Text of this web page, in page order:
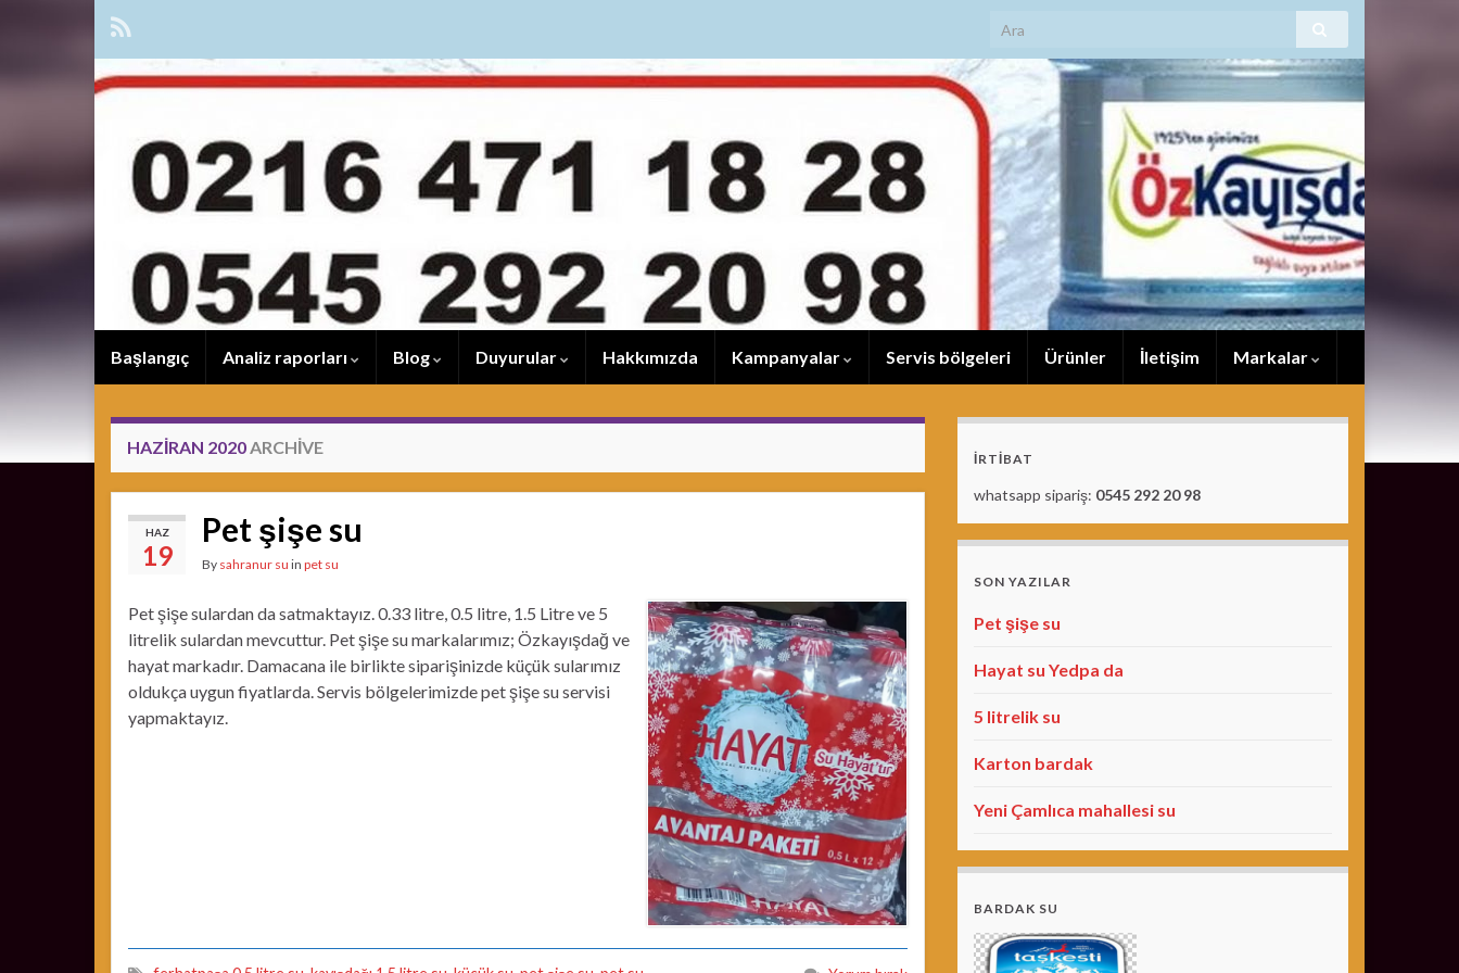
Başlangıç Analiz raporları Blog Duyurular Hakkımızda Kampanyalar Servis bölgeleri Ürünler İletişim Markalar
HAZIRAN 2020ARCHIVE
HAZ
19
Pet şişe su
By sahranur su in pet su
Pet şişe sulardan da satmaktayız. 0.33 litre, 0.5 litre, 1.5 Litre ve 5
litrelik sulardan mevcuttur. Pet şişe su markalarımız; Özkayışdağ ve
hayat markadır. Damacana ile birlikte siparişinizde küçük sularımız
oldukça uygun fiyatlarda. Servis bölgelerimizde pet şişe su servisi
yapmaktayız.
İRTİBAT
whatsapp sipariş: 0545 292 20 98
SON YAZILAR
Pet şişe su
Hayat su Yedpa da
5 litrelik su
Karton bardak
Yeni Çamlıca mahallesi su
BARDAK SU